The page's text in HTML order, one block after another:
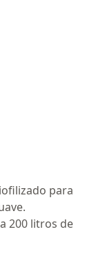
para
200 litros de